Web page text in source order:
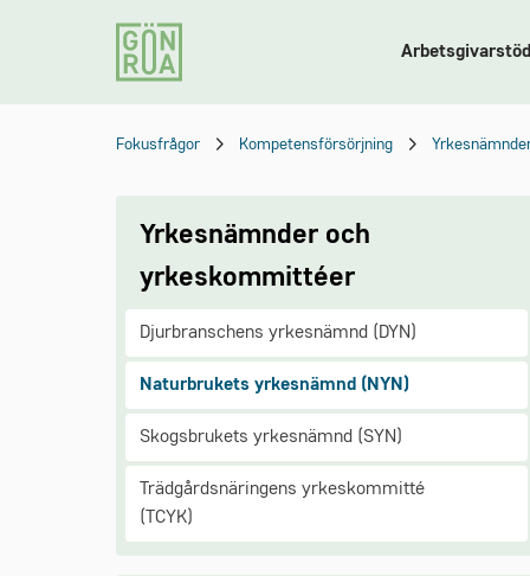
Arbetsgivarstöd
Fokusfrågor Kompetensförsörjning
Yrkesnämnder och
yrkeskommittéer
Djurbranschens yrkesnämnd (DYN)
Naturbrukets yrkesnämnd (NYN)
Skogsbrukets yrkesnämnd (SYN)
Trädgårdsnäringens yrkeskommitté
(TCYK)